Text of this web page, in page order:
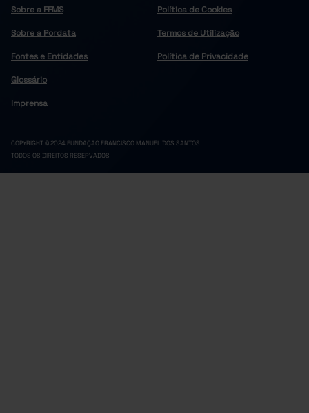
Sobre a FFMS
Sobre a Pordata
Fontes e Entidades
Glossário
Imprensa
Política de Cookies
Termos de Utilização
Política de Privacidade
COPYRIGHT © 2024 FUNDAÇÃO FRANCISCO MANUEL DOS SANTOS.
TODOS OS DIREITOS RESERVADOS